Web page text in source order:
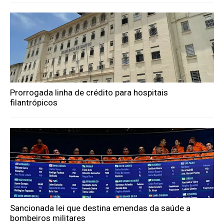
Prorrogada linha de crédito para hospitais
filantrópicos
Sancionada lei que destina emendas da saúde a
bombeiros militares